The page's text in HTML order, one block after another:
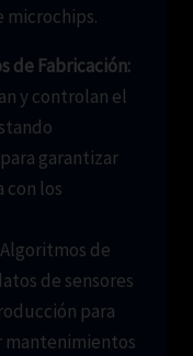
microchips.
de Fabricación:
y controlan el
garantizar
con los
Algoritmos de
de sensores
para
mantenimientos